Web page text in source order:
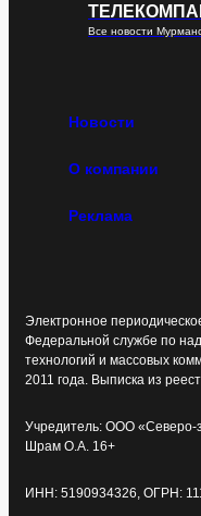
Все новости
Новости
О компании
Реклама
Электронное
Федеральной службе по
технологий и массовых
2011 года. Выписка из
Учредитель: ООО «Северо-
Шрам О.А. 16+
ИНН: 5190934326, ОГРН: